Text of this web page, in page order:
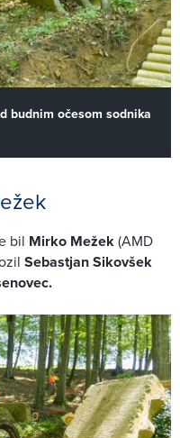
budnim očesom sodnika
bil Mirko Mežek(AMD
Sebastjan Sikovšek